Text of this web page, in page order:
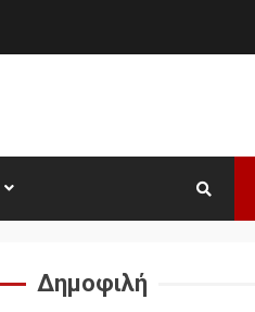
Δημοφιλή